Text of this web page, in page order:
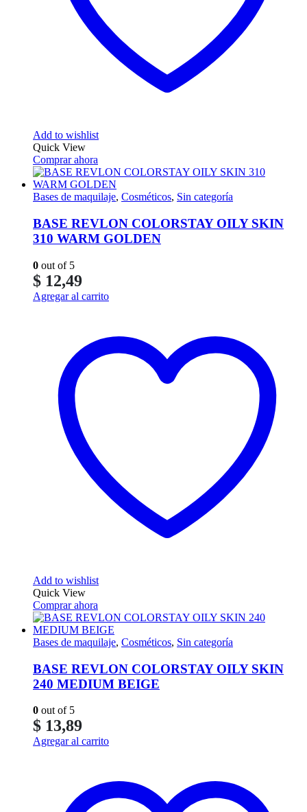
Add to wishlist
Quick View
Comprar ahora
Bases de maquilaje, Cosméticos, Sin categoría
BASE REVLON COLORSTAY OILY SKIN
310 WARM GOLDEN
0 out of 5
$ 12,49
Agregar al carrito
Add to wishlist
Quick View
Comprar ahora
Bases de maquilaje, Cosméticos, Sin categoría
BASE REVLON COLORSTAY OILY SKIN
240 MEDIUM BEIGE
0 out of 5
$ 13,89
Agregar al carrito